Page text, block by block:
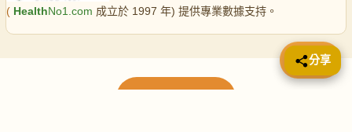
( HealthNo1.com 成立於 1997 年) 提供專業數據支持。
📤 分享
分享